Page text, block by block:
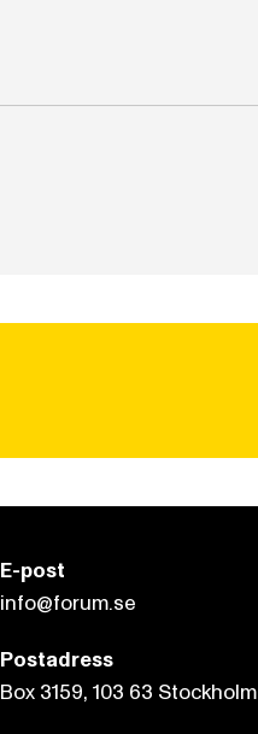
E-post
info@forum.se
Postadress
Box 3159, 103 63 Stockholm